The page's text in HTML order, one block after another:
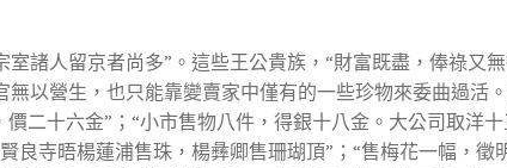
諸人留京者尚多”。這些王公貴族，“財富既盡，俸祿又
以營生，也只能靠變賣家中僅有的一些珍物來委曲過活
二十六金”；“小市售物八件，得銀十八金。大公司取洋
良寺晤楊蓮浦售珠，楊彝卿售珊瑚頂”；“售梅花一幅，徵